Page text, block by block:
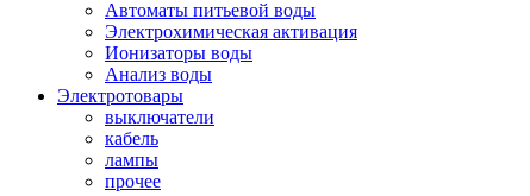
Автоматы питьевой воды
Электрохимическая активация
Ионизаторы воды
Анализ воды
Электротовары
выключатели
кабель
лампы
прочее